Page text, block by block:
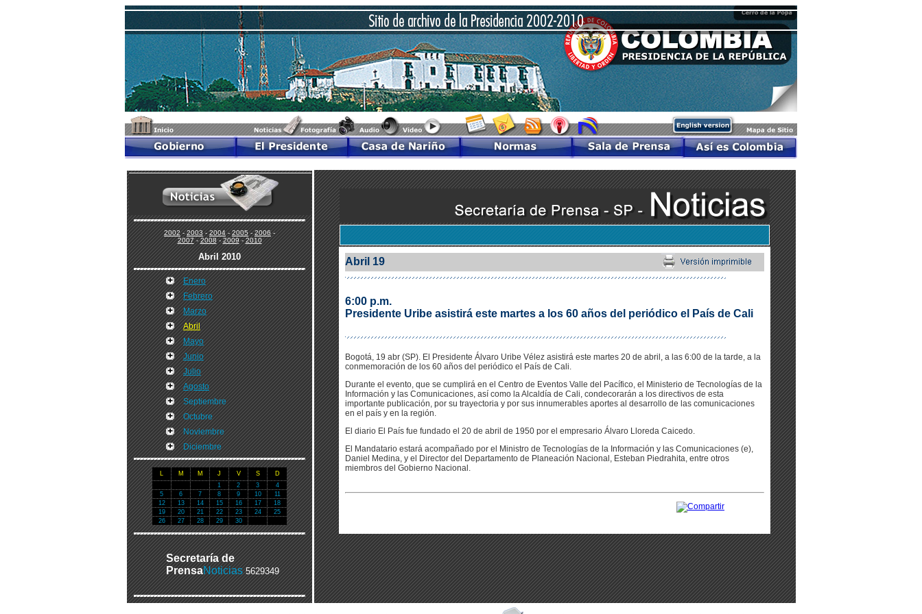
2002-2003-2004-2005-2006-
2007-2008-2009-2010
Abril 2010
Enero
Febrero
Marzo
Abril
Mayo
Junio
Julio
Agosto
Septiembre
Octubre
Noviembre
Diciembre
L M M J V S
D
1
2 3
4
5
6 7 8 9 10
11
12
13 14 15 16 17
18
19
20 21 22 23 24
25
26
27 28 29 30
Secretaría de
PrensaNoticias 5629349
Abril 19
6:00 p.m.
Presidente Uribe asistirá este martes a los 60 años del periódico el País de Cali
Bogotá, 19 abr (SP). El Presidente Álvaro Uribe Vélez asistirá este martes 20 de abril, a las 6:00 de la tarde, a la
conmemoración de los 60 años del periódico el País de Cali.
Durante el evento, que se cumplirá en el Centro de Eventos Valle del Pacífico, el Ministerio de Tecnologías de la
Información y las Comunicaciones, así como la Alcaldía de Cali, condecorarán a los directivos de esta
importante publicación, por su trayectoria y por sus innumerables aportes al desarrollo de las comunicaciones
en el país y en la región.
El diario El País fue fundado el 20 de abril de 1950 por el empresario Álvaro Lloreda Caicedo.
El Mandatario estará acompañado por el Ministro de Tecnologías de la Información y las Comunicaciones (e),
Daniel Medina, y el Director del Departamento de Planeación Nacional, Esteban Piedrahita, entre otros
miembros del Gobierno Nacional.